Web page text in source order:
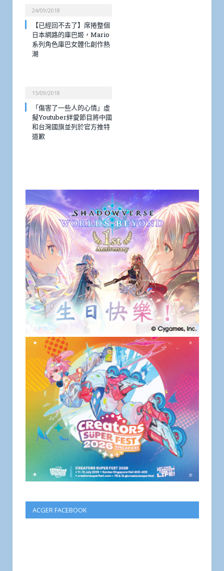
24/09/2018
【已經回不去了】席捲整個
日本網路的庫巴姬，Mario
系列角色庫巴女體化創作熱
潮
15/09/2018
「傷害了一些人的心情」虛
擬Youtuber絆愛節目將中國
和台灣國旗並列於官方推特
道歉
ACGER FACEBOOK